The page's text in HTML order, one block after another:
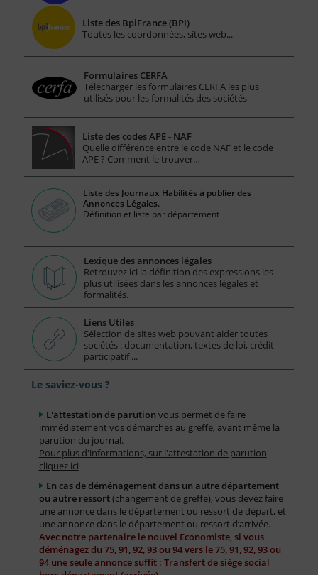
Liste des BpiFrance (BPI)
Toutes les coordonnées, sites web...
Formulaires CERFA
Télécharger les formulaires CERFA les plus
utilisés pour les formalités des sociétés
Liste des codes APE - NAF
Quelle différence entre le code NAF et le code
APE ? Comment le trouver…
Liste des Journaux Habilités à publier des
Annonces Légales.
Définition et liste par département
Lexique des annonces légales
Retrouvez ici la définition des expressions les
plus utilisées dans les annonces légales et
formalités.
Liens Utiles
Sélection de sites web pouvant aider toutes
sociétés : documentation, textes de loi, crédit
participatif ...
Le saviez-vous ?
L'attestation de parution vous permet de faire
immédiatement vos démarches au greffe, avant même la
parution du journal.
Pour plus d'informations, sur l'attestation de parution
cliquez ici
En cas de déménagement dans un autre département
ou autre ressort(changement de greffe), vous devez faire
une annonce dans le département ou ressort de départ, et
une annonce dans le département ou ressort d’arrivée.
Avec notre partenaire le nouvel Economiste, si vous
déménagez du 75, 91, 92, 93 ou 94 vers le 75, 91, 92, 93 ou
94 une seule annonce suffit : Transfert de siège social